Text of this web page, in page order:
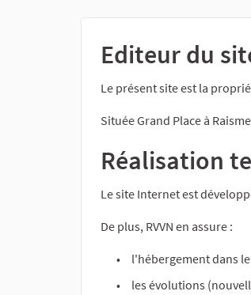
Editeur du
Le présent site est la
Située Grand Place à
Réalisation
Le site Internet est
De plus, RVVN en assure :
l'hébergement dans
les évolutions